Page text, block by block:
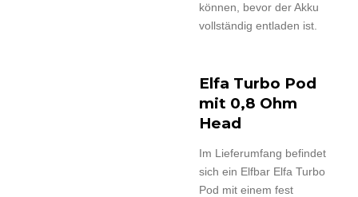
können, bevor der Akku
vollständig entladen ist.
Elfa Turbo Pod
mit 0,8 Ohm
Head
Im Lieferumfang befindet
sich ein Elfbar Elfa Turbo
Pod mit einem fest